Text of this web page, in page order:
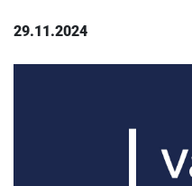
29.11.2024